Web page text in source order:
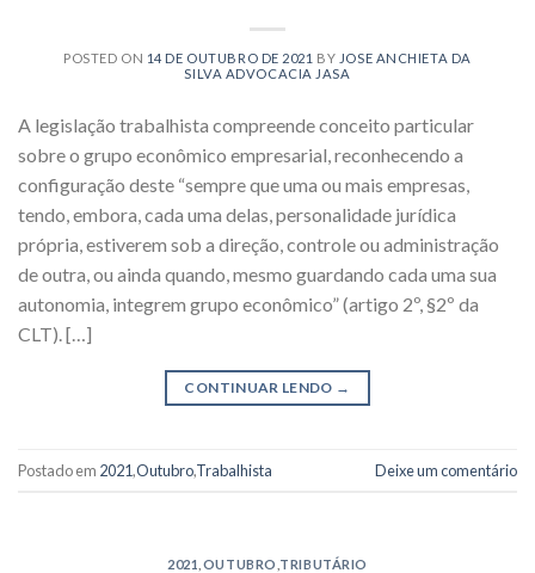
POSTED ON 14 DE OUTUBRO DE 2021 BY JOSE ANCHIETA DA
SILVA ADVOCACIA JASA
A legislação trabalhista compreende conceito particular
sobre o grupo econômico empresarial, reconhecendo a
configuração deste “sempre que uma ou mais empresas,
tendo, embora, cada uma delas, personalidade jurídica
própria, estiverem sob a direção, controle ou administração
de outra, ou ainda quando, mesmo guardando cada uma sua
autonomia, integrem grupo econômico” (artigo 2º, §2º da
CLT). […]
CONTINUAR LENDO →
Postado em 2021,Outubro,Trabalhista Deixe um comentário
2021 OUTUBRO TRIBUTÁRIO